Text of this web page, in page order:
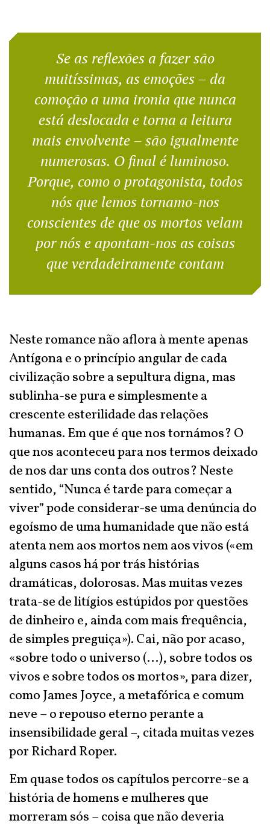
Se as reflexões a fazer são
muitíssimas, as emoções – da
comoção a uma ironia que nunca
está deslocada e torna a leitura
mais envolvente – são igualmente
numerosas. O final é luminoso.
Porque, como o protagonista, todos
nós que lemos tornamo-nos
conscientes de que os mortos velam
por nós e apontam-nos as coisas
que verdadeiramente contam
Neste romance não aflora à mente apenas
Antígona e o princípio angular de cada
civilização sobre a sepultura digna, mas
sublinha-se pura e simplesmente a
crescente esterilidade das relações
humanas. Em que é que nos tornámos? O
que nos aconteceu para nos termos deixado
de nos dar uns conta dos outros? Neste
sentido, “Nunca é tarde para começar a
viver” pode considerar-se uma denúncia do
egoísmo de uma humanidade que não está
atenta nem aos mortos nem aos vivos («em
alguns casos há por trás histórias
dramáticas, dolorosas. Mas muitas vezes
trata-se de litígios estúpidos por questões
de dinheiro e, ainda com mais frequência,
de simples preguiça»). Cai, não por acaso,
«sobre todo o universo (…), sobre todos os
vivos e sobre todos os mortos», para dizer,
como James Joyce, a metafórica e comum
neve – o repouso eterno perante a
insensibilidade geral –, citada muitas vezes
por Richard Roper.
Em quase todos os capítulos percorre-se a
história de homens e mulheres que
morreram sós – coisa que não deveria